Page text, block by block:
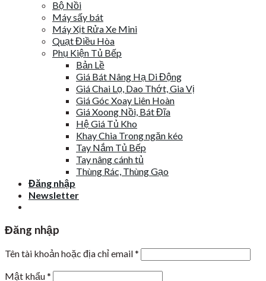
Bộ Nồi
Máy sấy bát
Máy Xịt Rửa Xe Mini
Quạt Điều Hòa
Phụ Kiện Tủ Bếp
Bản Lề
Giá Bát Nâng Hạ Di Động
Giá Chai Lọ, Dao Thớt, Gia Vị
Giá Góc Xoay Liên Hoàn
Giá Xoong Nồi, Bát Đĩa
Hệ Giá Tủ Kho
Khay Chia Trong ngăn kéo
Tay Nắm Tủ Bếp
Tay nâng cánh tủ
Thùng Rác, Thùng Gạo
Đăng nhập
Newsletter
Đăng nhập
Tên tài khoản hoặc địa chỉ email*
Mật khẩu*